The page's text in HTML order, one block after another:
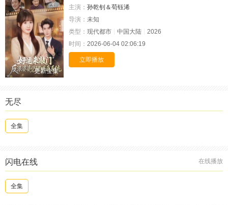
更新全集
主演： 孙乾钊＆苟钰浠
导演： 未知
类型： 现代都市 中国大陆
2026
时间： 2026-06-04 02:06:19
立即播放
无尽
全集
在线播放
闪电在线
全集